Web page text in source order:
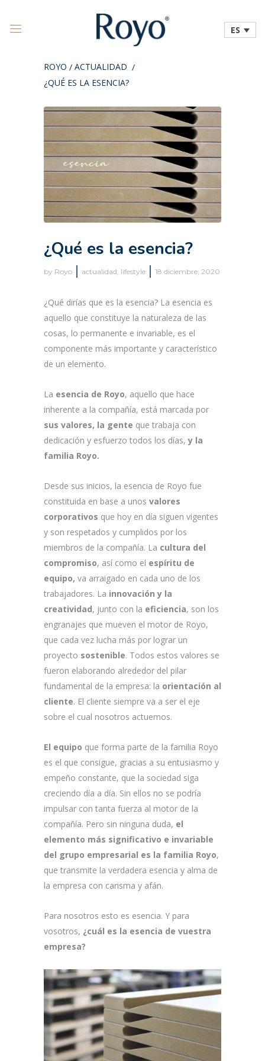
ES
ROYO / ACTUALIDAD /
¿QUÉ ES LA ESENCIA?
¿Qué es la esencia?
by Royo actualidad, lifestyle 18 diciembre, 2020
¿Qué dirías que es la esencia? La esencia es
aquello que constituye la naturaleza de las
cosas, lo permanente e invariable, es el
componente más importante y característico
de un elemento.
La esencia de Royo, aquello que hace
inherente a la compañía, está marcada por
sus valores, la gente que trabaja con
dedicación y esfuerzo todos los días,y la
familia Royo.
Desde sus inicios, la esencia de Royo fue
constituida en base a unos valores
corporativos que hoy en día siguen vigentes
y son respetados y cumplidos por los
miembros de la compañía. La cultura del
compromiso, así como el espíritu de
equipo, va arraigado en cada uno de los
trabajadores. La innovación y la
creatividad, junto con la eficiencia, son los
engranajes que mueven el motor de Royo,
que cada vez lucha más por lograr un
proyecto sostenible. Todos estos valores se
fueron elaborando alrededor del pilar
fundamental de la empresa: la orientación al
cliente. El cliente siempre va a ser el eje
sobre el cual nosotros actuemos.
El equipo que forma parte de la familia Royo
es el que consigue, gracias a su entusiasmo y
empeño constante, que la sociedad siga
creciendo día a día. Sin ellos no se podría
impulsar con tanta fuerza al motor de la
compañía. Pero sin ninguna duda, el
elemento más significativo e invariable
del grupo empresarial es la familia Royo,
que transmite la verdadera esencia y alma de
la empresa con carisma y afán.
Para nosotros esto es esencia. Y para
vosotros, ¿cuál es la esencia de vuestra
empresa?